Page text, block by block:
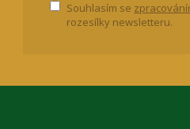
Souhlasím se
rozesílky newsletteru.